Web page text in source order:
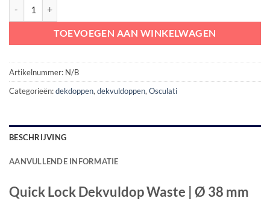
TOEVOEGEN AAN WINKELWAGEN
Artikelnummer: N/B
Categorieën:dekdoppen, dekvuldoppen, Osculati
BESCHRIJVING
AANVULLENDE INFORMATIE
Quick Lock Dekvuldop Waste | Ø 38 mm